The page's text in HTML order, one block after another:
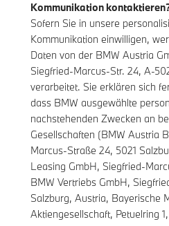
Kommunikation
Sofern Sie in unsere
Kommunikation einwilligen,
Daten von der BMW Austria
Siegfried-Marcus-Str. 24, A-
verarbeitet. Sie erklären sich
dass BMW ausgewählte
nachstehenden Zwecken an
Gesellschaften (BMW Austria
Marcus-Straße 24, 5021
Leasing GmbH, Siegfried-
BMW Vertriebs GmbH,
Salzburg, Austria, Bayerische
Aktiengesellschaft, Petuelring